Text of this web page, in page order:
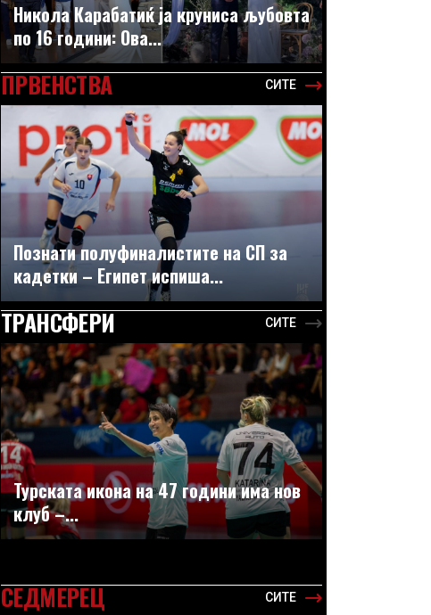
Никола Карабатиќ ја круниса љубовта
по 16 години: Ова...
ПРВЕНСТВА СИТЕ
Познати полуфиналистите на СП за
кадетки – Египет испиша...
ТРАНСФЕРИ СИТЕ
Турската икона на 47 години има нов
клуб –...
СЕДМЕРЕЦ СИТЕ